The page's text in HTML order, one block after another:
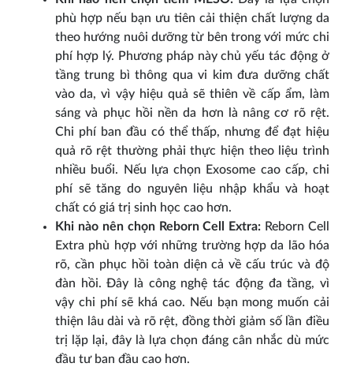
phù hợp nếu bạn ưu tiên cải thiện chất lượng da
theo hướng nuôi dưỡng từ bên trong với mức chi
phí hợp lý. Phương pháp này chủ yếu tác động ở
tầng trung bì thông qua vi kim đưa dưỡng chất
vào da, vì vậy hiệu quả sẽ thiên về cấp ẩm, làm
sáng và phục hồi nền da hơn là nâng cơ rõ rệt.
Chi phí ban đầu có thể thấp, nhưng để đạt hiệu
quả rõ rệt thường phải thực hiện theo liệu trình
nhiều buổi. Nếu lựa chọn Exosome cao cấp, chi
phí sẽ tăng do nguyên liệu nhập khẩu và hoạt
chất có giá trị sinh học cao hơn.
Khi nào nên chọn Reborn Cell Extra: Reborn Cell
Extra phù hợp với những trường hợp da lão hóa
rõ, cần phục hồi toàn diện cả về cấu trúc và độ
đàn hồi. Đây là công nghệ tác động đa tầng, vì
vậy chi phí sẽ khá cao. Nếu bạn mong muốn cải
thiện lâu dài và rõ rệt, đồng thời giảm số lần điều
trị lặp lại, đây là lựa chọn đáng cân nhắc dù mức
đầu tư ban đầu cao hơn.